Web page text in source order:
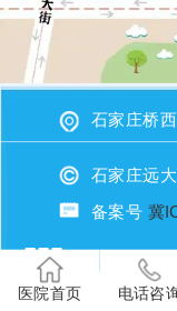
石家庄桥
石家庄远
备案号 冀
医院首页 电话咨
或者直接拨打电